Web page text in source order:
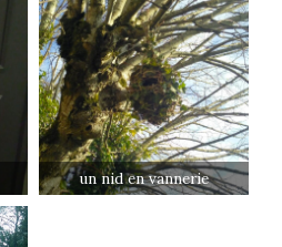
un nid en vannerie